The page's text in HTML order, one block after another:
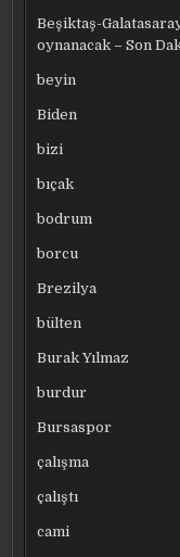
Beşiktaş-
oynanacak – Son
beyin
Biden
bizi
bıçak
bodrum
borcu
Brezilya
bülten
Burak Yılmaz
burdur
Bursaspor
çalışma
çalıştı
cami